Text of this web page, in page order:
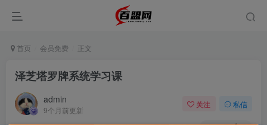
首页 会员免费 正文
泽芝塔罗牌系统学习课
admin
9个月前更新
关注 私信